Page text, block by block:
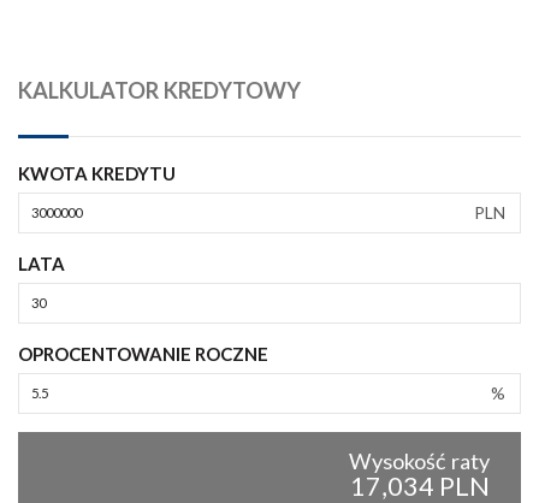
KALKULATOR KREDYTOWY
KWOTA KREDYTU
PLN
LATA
OPROCENTOWANIE ROCZNE
%
Wysokość raty
17,034 PLN